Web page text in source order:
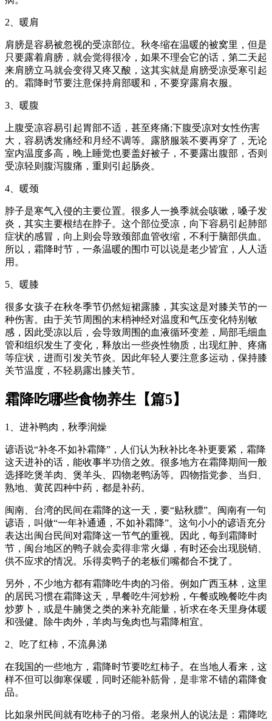
2、暖肩
肩膀是容易被忽视的受凉部位。秋冬缩在温暖的被窝里，但是
只要露着肩膀，就会觉得很冷，如果不理会它的话，第二天起
来肩膀立马就会变得又疼又酸，这其实就是肩膀受凉受寒引起
的。霜降时节要注意保持肩部暖和，不要穿露肩衣服。
3、暖腹
上腹受凉容易引起胃部不适，甚至疼痛;下腹受凉对女性伤害
大，容易诱发痛经和月经不调等。露脐服装不要再穿了，无论
室内温度多高，晚上睡觉也要盖好被子，不要露出腹部，否则
受凉轻则腹泻腹痛，重则引起肠炎。
4、暖颈
脖子是寒气入侵的主要位置。很多人一换季就会咳嗽，嗓子发
炎，其实主要根结在脖子。这个部位受凉，向下容易引起肺部
症状的感冒，向上则会导致颈部血管收缩，不利于脑部供血。
所以，霜降时节，一条温暖的围巾可以说是老少皆宜，人人适
用。
5、暖膝
很多女孩子在秋冬季节仍然短裙露膝，其实这是对膝关节的一
种伤害。由于关节周围的末梢神经对温度和气压变化特别敏
感，因此受凉以后，会导致周围的血液循环变差，局部毛细血
管和组织发生了变化，释放出一些炎性物质，出现红肿、疼痛
等症状，进而引发关节炎。因此年轻人要注意多运动，保持膝
关节温度，不轻易露出膝关节。
霜降吃哪些食物养生【篇5】
1、进补鸭肉，秋季润燥
谚语说“补冬不如补霜降”，人们认为秋补比冬补更要紧，霜降
这天进补的话，能收事半功倍之效。很多地方在霜降期间一般
选择吃煲羊肉、煲羊头、四物老鸭汤等。四物指党参、当归、
熟地、黄芪四种中药，都是补药。
闽南、台湾的民间在霜降的这一天，要“贴秋膘”。闽南有一句
谚语，叫做“一年补通通，不如补霜降”。这句小小的谚语充分
表达出闽台民间对霜降这一节气的重视。因此，每到霜降时
节，闽台地区的鸭子就会卖得非常火爆，有时还会出现脱销、
供不应求的情况。乐得卖鸭子的老板们嘴都合不拢了。
另外，不少地方都有霜降吃牛肉的习俗。例如广西玉林，这里
的居民习惯在霜降这天，早餐吃牛河炒粉，午餐或晚餐吃牛肉
炒萝卜，或是牛腩煲之类的来补充能量，祈求在冬天里身体暖
和强健。除牛肉外，羊肉与兔肉也与霜降相宜。
2、吃了红柿，不流鼻涕
在我国的一些地方，霜降时节要吃红柿子。在当地人看来，这
样不但可以御寒保暖，同时还能补筋骨，是非常不错的霜降食
品。
比如泉州民间就有吃柿子的习俗。老泉州人的说法是：霜降吃